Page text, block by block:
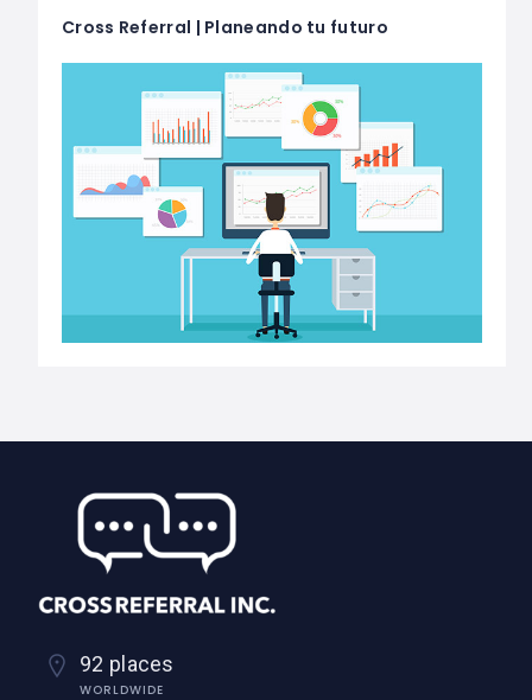
Cross Referral | Planeando tu futuro
92 places
WORLDWIDE